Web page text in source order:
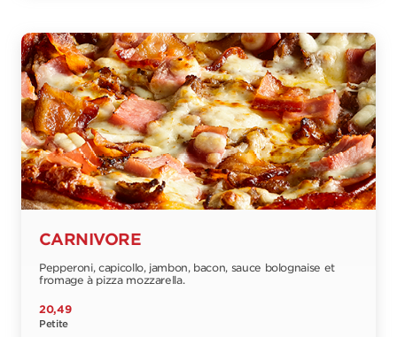
CARNIVORE
Pepperoni, capicollo, jambon, bacon, sauce bolognaise et
fromage à pizza mozzarella.
20,49
Petite